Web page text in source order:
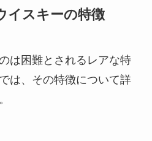
イスキーの特徴
は困難とされるレアな特
は、その特徴について詳